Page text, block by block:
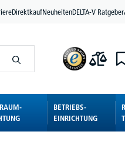
DirektkaufNeuheitenDELTA-V Ratgeber
BETRIEBS-
EINRICHTUNG